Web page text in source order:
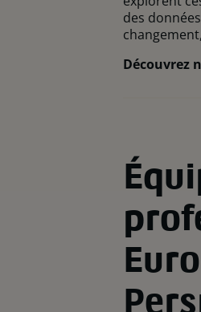
des
Découvrez